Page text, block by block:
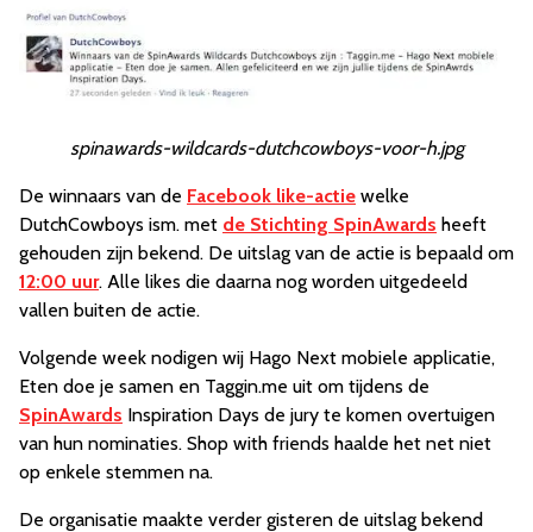
spinawards-wildcards-dutchcowboys-voor-h.jpg
De winnaars van de Facebook like-actie welke
DutchCowboys ism. met de Stichting SpinAwards heeft
gehouden zijn bekend. De uitslag van de actie is bepaald om
12:00 uur. Alle likes die daarna nog worden uitgedeeld
vallen buiten de actie.
Volgende week nodigen wij Hago Next mobiele applicatie,
Eten doe je samen en Taggin.me uit om tijdens de
SpinAwards Inspiration Days de jury te komen overtuigen
van hun nominaties. Shop with friends haalde het net niet
op enkele stemmen na.
De organisatie maakte verder gisteren de uitslag bekend